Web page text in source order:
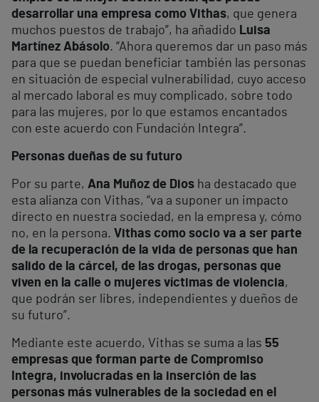
desarrollar una empresa como Vithas, que genera
muchos puestos de trabajo”, ha añadido Luisa
Martínez Abásolo. “Ahora queremos dar un paso más
para que se puedan beneficiar también las personas
en situación de especial vulnerabilidad, cuyo acceso
al mercado laboral es muy complicado, sobre todo
para las mujeres, por lo que estamos encantados
con este acuerdo con Fundación Integra”.
Personas dueñas de su futuro
Por su parte, Ana Muñoz de Dios ha destacado que
esta alianza con Vithas, “va a suponer un impacto
directo en nuestra sociedad, en la empresa y, cómo
no, en la persona. Vithas como socio va a ser parte
de la recuperación de la vida de personas que han
salido de la cárcel, de las drogas, personas que
viven en la calle o mujeres víctimas de violencia,
que podrán ser libres, independientes y dueños de
su futuro”.
Mediante este acuerdo, Vithas se suma a las 55
empresas que forman parte de Compromiso
Integra, involucradas en la inserción de las
personas más vulnerables de la sociedad en el